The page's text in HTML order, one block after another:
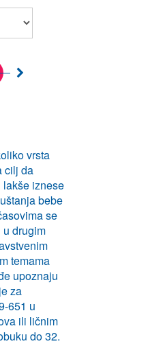
vrsta
cilj da
iznese
bebe
se
drugim
temama
upoznaju
za
651 u
ili ličnim
do 32.